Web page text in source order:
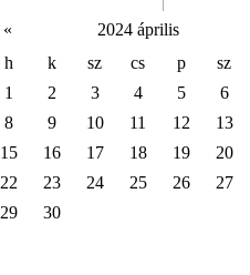
«
2024 április
h
k sz cs p
sz
1
2 3 4 5
6
8
9 10 11 12
13
15
16 17 18 19
20
22
23 24 25 26
27
29
30